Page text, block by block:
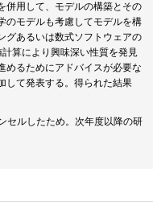
併用して、モデルの構築とその
のモデルも考慮してモデルを構
グあるいは数式ソフトウェアの
算により興味深い性質を発見
めるためにアドバイスが必要な
して発表する。得られた結果
セルしたため。次年度以降の研